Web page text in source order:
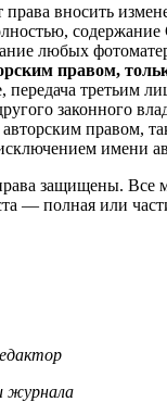
права вносить
любых
правом,
передача третьим
законного
правом,
имени
защищены. Все
— полная или
журнала